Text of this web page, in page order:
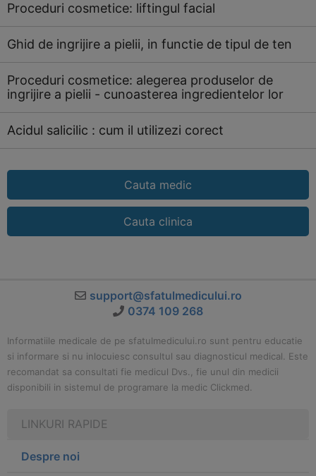
Proceduri cosmetice: liftingul facial
Ghid de ingrijire a pielii, in functie de tipul de ten
Proceduri cosmetice: alegerea produselor de
ingrijire a pielii - cunoasterea ingredientelor lor
Acidul salicilic : cum il utilizezi corect
Cauta medic
Cauta clinica
support@sfatulmedicului.ro
0374 109 268
Informatiile medicale de pe sfatulmedicului.ro sunt pentru educatie
si informare si nu inlocuiesc consultul sau diagnosticul medical. Este
recomandat sa consultati fie medicul Dvs., fie unul din medicii
disponibili in sistemul de programare la medic Clickmed.
LINKURI RAPIDE
Despre noi